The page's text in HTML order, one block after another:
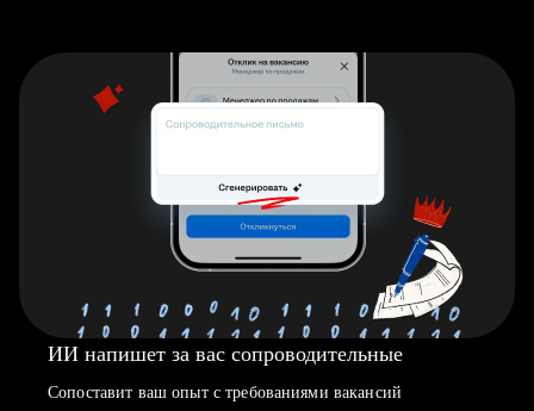
ИИ напишет за вас сопроводительные
Сопоставит ваш опыт с требованиями вакансий